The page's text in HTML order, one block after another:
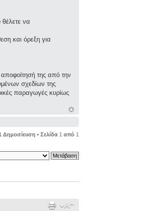
να
και όρεξη για
της από την
σχεδίων της
παραγωγές κυρίως
Δημοσίευση • Σελίδα 1 από 1